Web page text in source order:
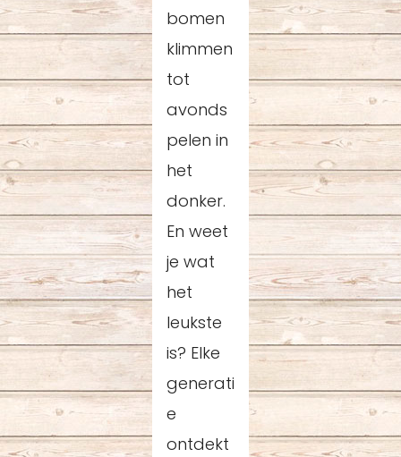
bomen
klimmen
tot
avonds
pelen in
het
donker.
En weet
je wat
het
leukste
is? Elke
generati
e
ontdekt